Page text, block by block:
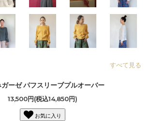
すべて見る
ガーゼ パフスリーブプルオーバー
13,500円(税込14,850円)
お気に入り